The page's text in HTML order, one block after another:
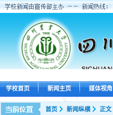
学校首页 新闻主页 媒体视角
首页 新闻纵横 正文